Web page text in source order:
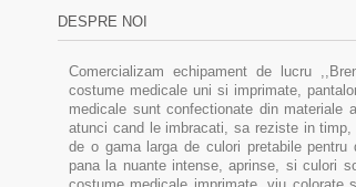
DESPRE NOI
Comercializam echipament de lucru
costume medicale uni si imprimate,
medicale sunt confectionate din materiale
atunci cand le imbracati, sa reziste in
de o gama larga de culori pretabile
pana la nuante intense, aprinse, si culori